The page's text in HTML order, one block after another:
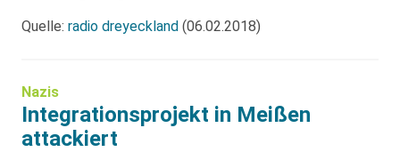
Quelle: radio dreyeckland (06.02.2018)
Nazis
Integrationsprojekt in Meißen
attackiert